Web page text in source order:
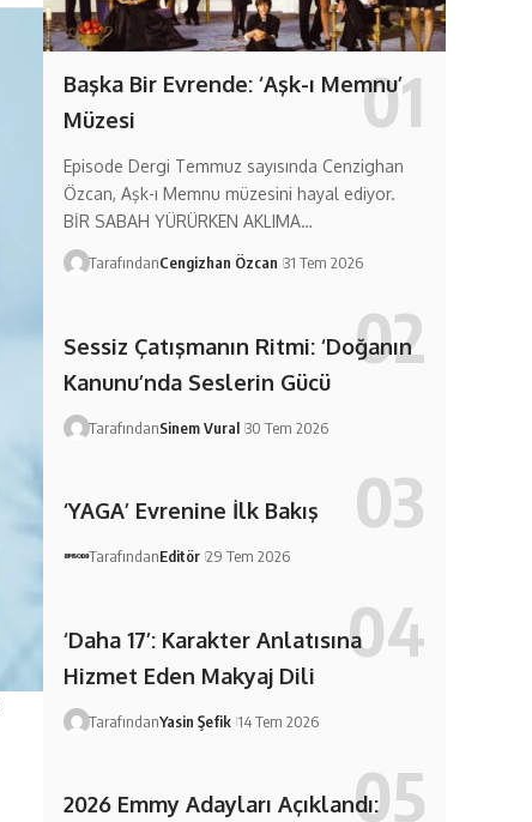
Başka Bir Evrende: ‘Aşk-ı Memnu’
Müzesi
Episode Dergi Temmuz sayısında Cenzighan
Özcan, Aşk-ı Memnu müzesini hayal ediyor.
BİR SABAH YÜRÜRKEN AKLIMA…
TarafındanCengizhan Özcan 31 Tem 2026
Sessiz Çatışmanın Ritmi: ‘Doğanın
Kanunu’nda Seslerin Gücü
TarafındanSinem Vural 30 Tem 2026
‘YAGA’ Evrenine İlk Bakış
TarafındanEditör 29 Tem 2026
‘Daha 17’: Karakter Anlatısına
Hizmet Eden Makyaj Dili
TarafındanYasin Şefik 14 Tem 2026
2026 Emmy Adayları Açıklandı: